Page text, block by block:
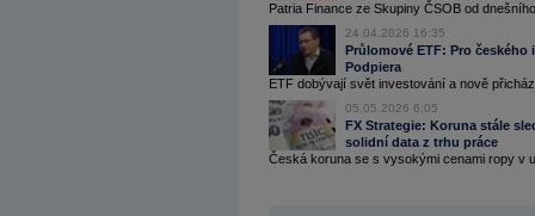
Patria Finance ze Skupiny ČSOB od
24.04.2026 16:35
Průlomové ETF: Pro
Podpiera
ETF dobývají svět investování a nově
05.05.2026 6:05
FX Strategie: Koruna stále
solidní data z trhu práce
Česká koruna se s vysokými cenami ropy v